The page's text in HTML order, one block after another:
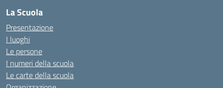
La Scuola
Presentazione
I luoghi
Le persone
I numeri della scuola
Le carte della scuola